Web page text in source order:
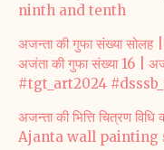
ninth and tenth
अजन्ता की गुफा संख्या
अजंता की गुफा संख्या 16 |
#tgt_art2024
अजन्ता की भित्ति चित्रण
Ajanta wall painting